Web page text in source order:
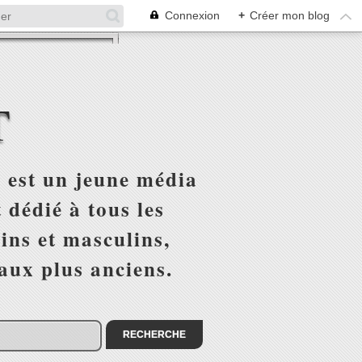
Connexion + Créer mon blog
un jeune média
à tous les
et masculins,
plus anciens.